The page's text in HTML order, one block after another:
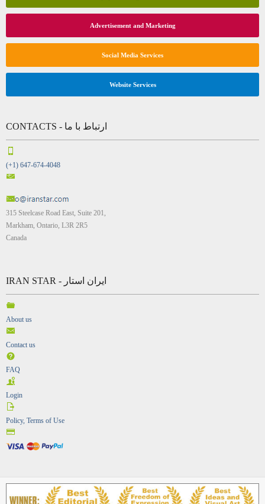
Advertisement and Marketing
Social Media Services
Website Services
CONTACTS - ارتباط با ما
(+1) 647-674-4048
315 Steelcase Road East, Suite 201,
Markham, Ontario, L3R 2R5
Canada
IRAN STAR - ایران استار
About us
Contact us
FAQ
Login
Policy, Terms of Use